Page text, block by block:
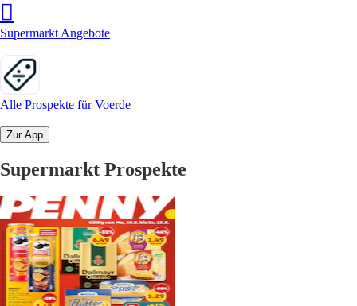
Supermarkt Angebote
Alle Prospekte für Voerde
Zur App
Supermarkt Prospekte